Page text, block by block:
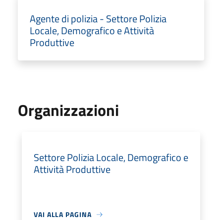
Agente di polizia - Settore Polizia
Locale, Demografico e Attività
Produttive
Organizzazioni
Settore Polizia Locale, Demografico e
Attività Produttive
VAI ALLA PAGINA